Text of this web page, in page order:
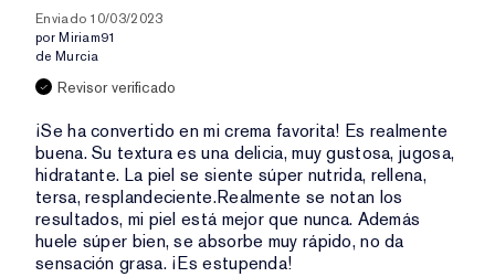
Enviado 10/03/2023
por Miriam91
de Murcia
Revisor verificado
¡Se ha convertido en mi crema favorita! Es realmente
buena. Su textura es una delicia, muy gustosa, jugosa,
hidratante. La piel se siente súper nutrida, rellena,
tersa, resplandeciente.Realmente se notan los
resultados, mi piel está mejor que nunca. Además
huele súper bien, se absorbe muy rápido, no da
sensación grasa. ¡Es estupenda!